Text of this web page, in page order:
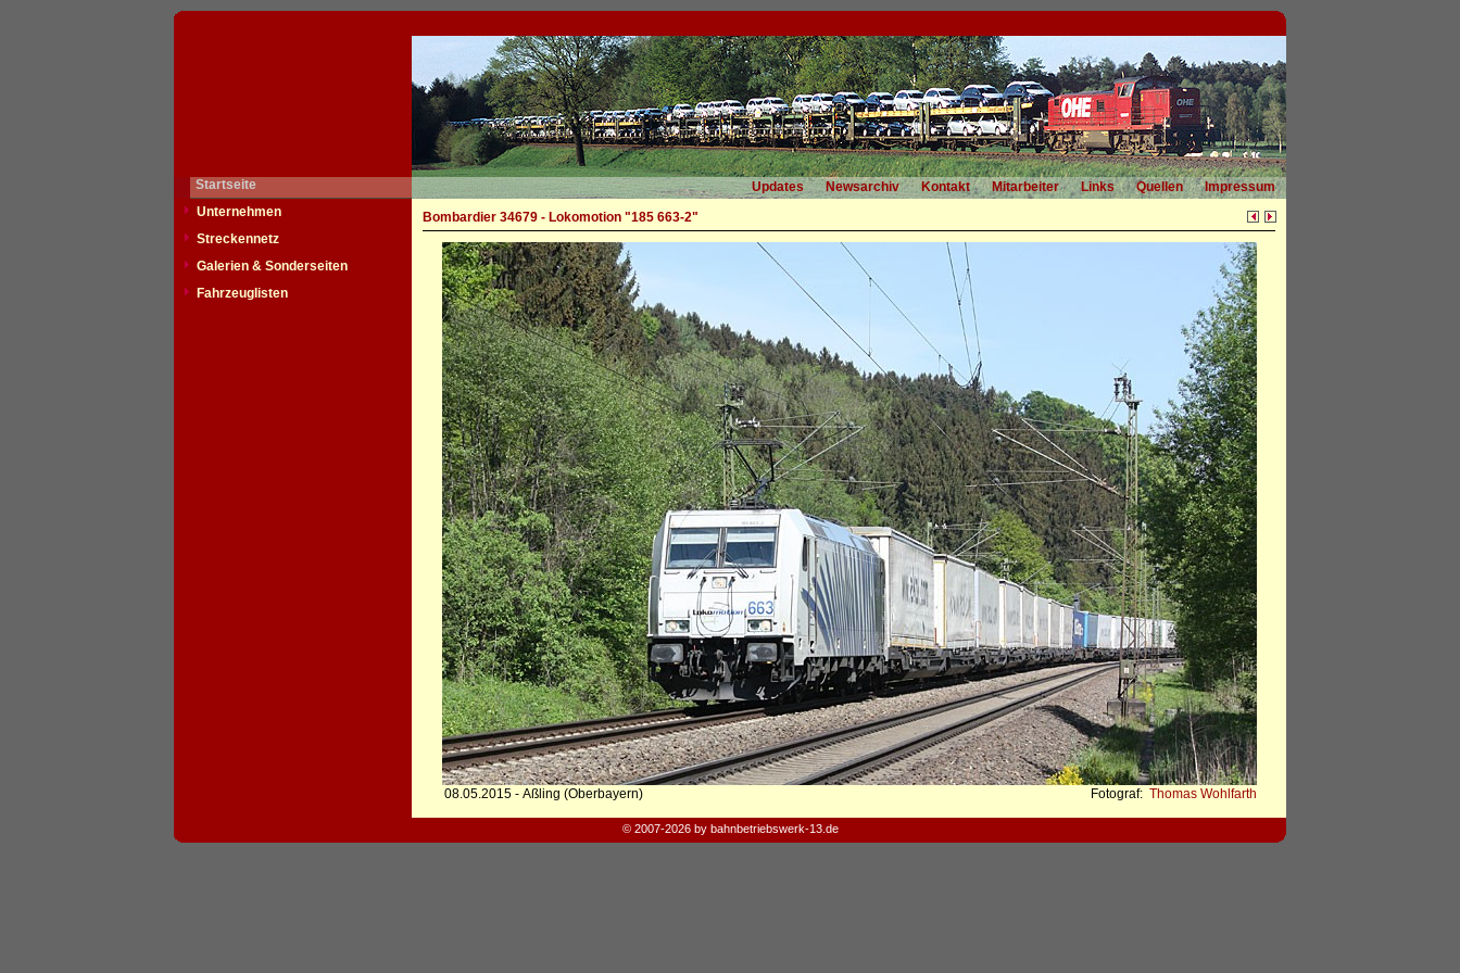
Startseite Updates Newsarchiv Kontakt Mitarbeiter Links Quellen
Impressum
Unternehmen
Streckennetz
Galerien & Sonderseiten
Fahrzeuglisten
Bombardier 34679 - Lokomotion "185 663-2"
08.05.2015 - Aßling (Oberbayern) Fotograf: Thomas Wohlfarth
© 2007-2026 by bahnbetriebswerk-13.de